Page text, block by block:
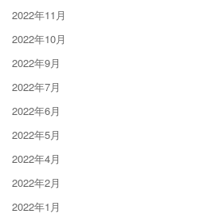
2022年11月
2022年10月
2022年9月
2022年7月
2022年6月
2022年5月
2022年4月
2022年2月
2022年1月